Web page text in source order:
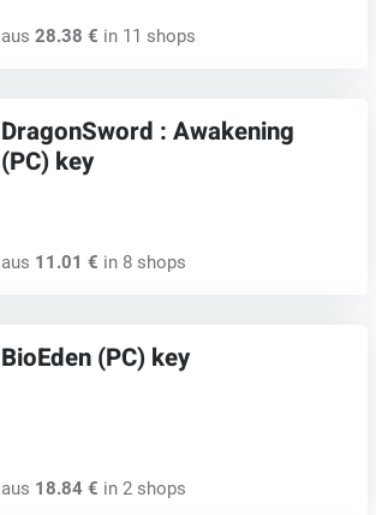
aus 28.38 € in 11 shops
DragonSword : Awakening
(PC) key
aus 11.01 € in 8 shops
BioEden (PC) key
aus 18.84 € in 2 shops